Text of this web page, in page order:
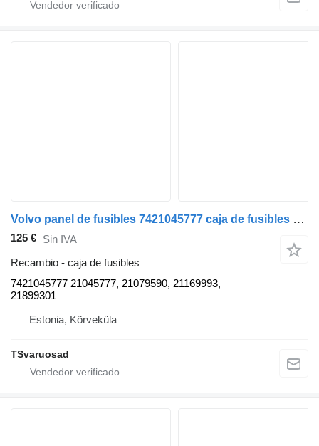
Volvo panel de fusibles 7421045777 caja de fusibles para Volvo FE-280 camión
125 € Sin IVA
Recambio - caja de fusibles
7421045777 21045777, 21079590, 21169993,
21899301
Estonia, Kõrveküla
TSvaruosad